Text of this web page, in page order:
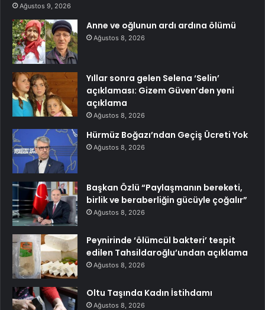
Ağustos 9, 2026
Anne ve oğlunun ardı ardına ölümü
Ağustos 8, 2026
Yıllar sonra gelen Selena ‘Selin’
açıklaması: Gizem Güven’den yeni
açıklama
Ağustos 8, 2026
Hürmüz Boğazı’ndan Geçiş Ücreti Yok
Ağustos 8, 2026
Başkan Özlü “Paylaşmanın bereketi,
birlik ve beraberliğin gücüyle çoğalır”
Ağustos 8, 2026
Peynirinde ‘ölümcül bakteri’ tespit
edilen Tahsildaroğlu’undan açıklama
Ağustos 8, 2026
Oltu Taşında Kadın İstihdamı
Ağustos 8, 2026